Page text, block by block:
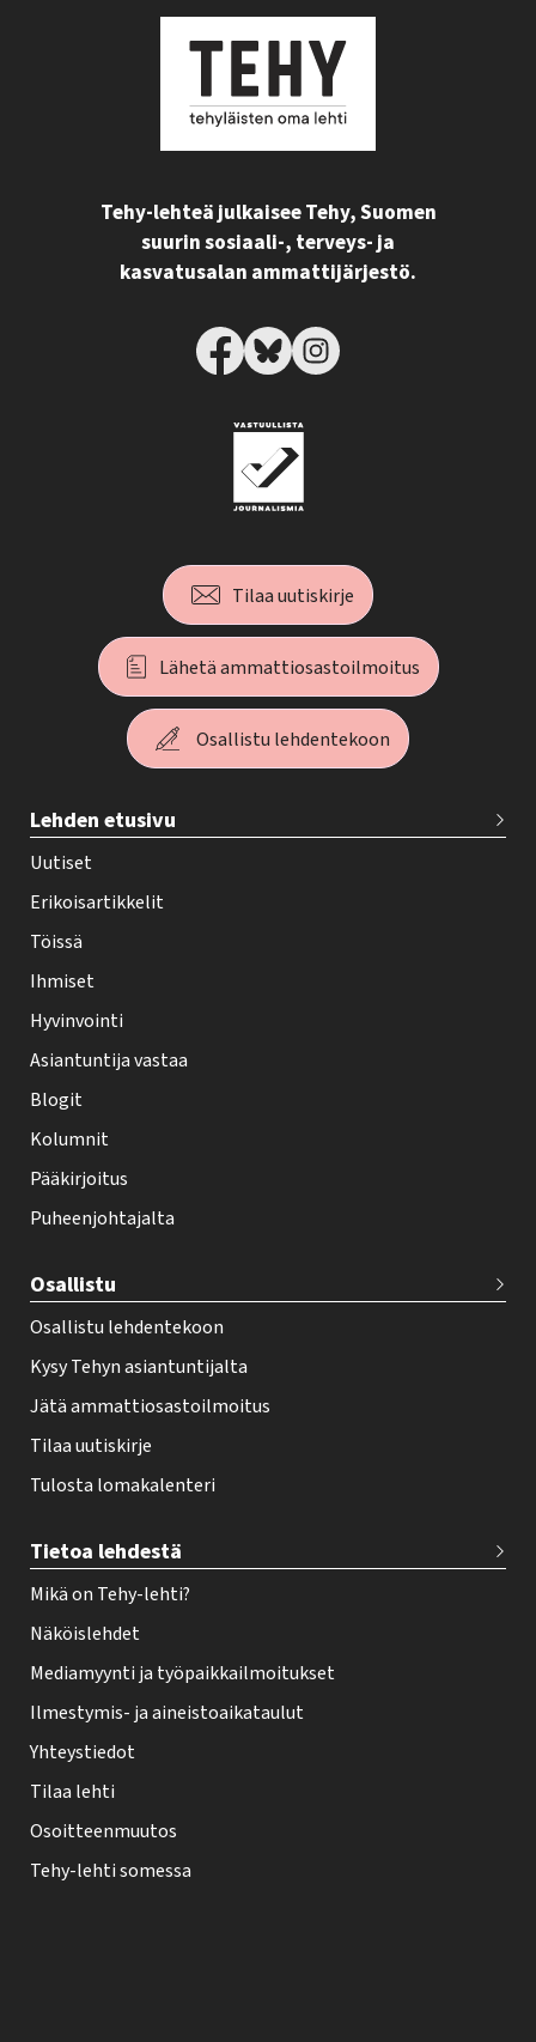
Tehy-lehteä julkaisee Tehy, Suomen
suurin sosiaali-, terveys- ja
kasvatusalan ammattijärjestö.
Tilaa uutiskirje
Lähetä ammattiosastoilmoitus
Osallistu lehdentekoon
e
h
y
-
e
h
t
i
f
o
t
r
Lehden etusivu
Uutiset
Erikoisartikkelit
Töissä
Ihmiset
Hyvinvointi
Asiantuntija vastaa
Blogit
Kolumnit
Pääkirjoitus
Puheenjohtajalta
Osallistu
Osallistu lehdentekoon
Kysy Tehyn asiantuntijalta
Jätä ammattiosastoilmoitus
Tilaa uutiskirje
Tulosta lomakalenteri
Tietoa lehdestä
Mikä on Tehy-lehti?
Näköislehdet
Mediamyynti ja työpaikkailmoitukset
Ilmestymis- ja aineistoaikataulut
Yhteystiedot
Tilaa lehti
Osoitteenmuutos
Tehy-lehti somessa